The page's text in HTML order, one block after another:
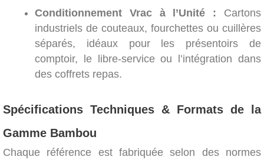
Conditionnement Vrac à l’Unité : Cartons
industriels de couteaux, fourchettes ou cuillères
séparés, idéaux pour les présentoirs de
comptoir, le libre-service ou l’intégration dans
des coffrets repas.
Spécifications Techniques & Formats de la
Gamme Bambou
Chaque référence est fabriquée selon des normes